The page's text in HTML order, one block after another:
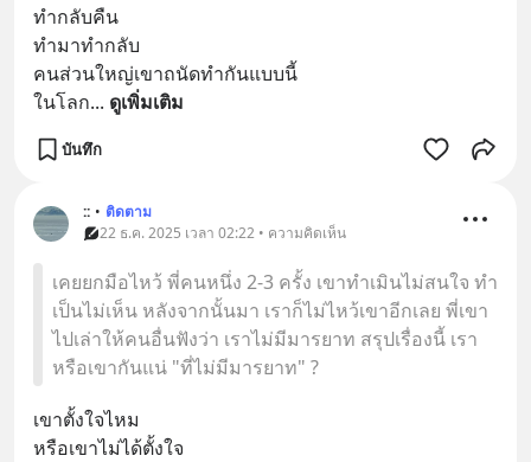
ทำกลับคืน
ทำมาทำกลับ
คนส่วนใหญ่เขาถนัดทำกันแบบนี้
ในโลก... ดูเพิ่มเติม
บันทึก
:: • ติดตาม
22 ธ.ค. 2025 เวลา 02:22 • ความคิดเห็น
เคยยกมือไหว้ พี่คนหนึ่ง 2-3 ครั้ง เขาทำเมินไม่สนใจ ทำ
เป็นไม่เห็น หลังจากนั้นมา เราก็ไม่ไหว้เขาอีกเลย พี่เขา
ไปเล่าให้คนอื่นฟังว่า เราไม่มีมารยาท สรุปเรื่องนี้ เรา
หรือเขากันแน่ "ที่ไม่มีมารยาท" ?
เขาตั้งใจไหม
หรือเขาไม่ได้ตั้งใจ